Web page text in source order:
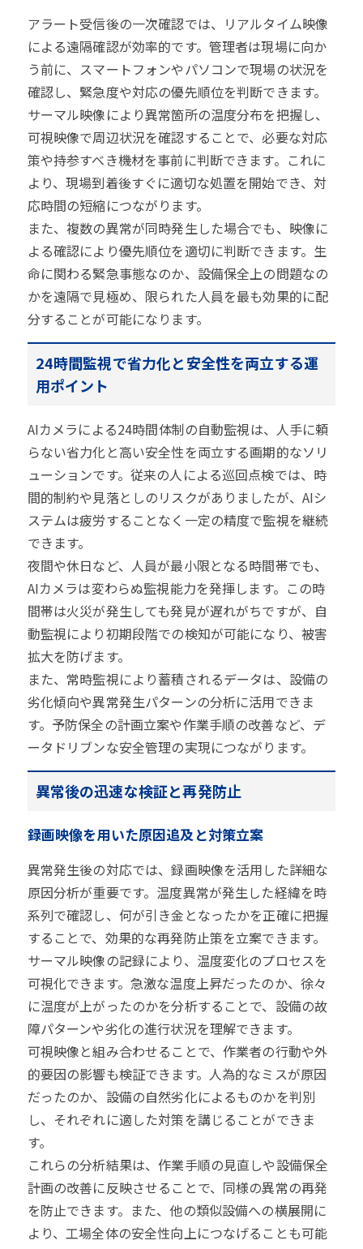
アラート受信後の一次確認では、リアルタイム映像
による遠隔確認が効率的です。管理者は現場に向か
う前に、スマートフォンやパソコンで現場の状況を
確認し、緊急度や対応の優先順位を判断できます。
サーマル映像により異常箇所の温度分布を把握し、
可視映像で周辺状況を確認することで、必要な対応
策や持参すべき機材を事前に判断できます。これに
より、現場到着後すぐに適切な処置を開始でき、対
応時間の短縮につながります。
また、複数の異常が同時発生した場合でも、映像に
よる確認により優先順位を適切に判断できます。生
命に関わる緊急事態なのか、設備保全上の問題なの
かを遠隔で見極め、限られた人員を最も効果的に配
分することが可能になります。
24時間監視で省力化と安全性を両立する運
用ポイント
AIカメラによる24時間体制の自動監視は、人手に頼
らない省力化と高い安全性を両立する画期的なソリ
ューションです。従来の人による巡回点検では、時
間的制約や見落としのリスクがありましたが、AIシ
ステムは疲労することなく一定の精度で監視を継続
できます。
夜間や休日など、人員が最小限となる時間帯でも、
AIカメラは変わらぬ監視能力を発揮します。この時
間帯は火災が発生しても発見が遅れがちですが、自
動監視により初期段階での検知が可能になり、被害
拡大を防げます。
また、常時監視により蓄積されるデータは、設備の
劣化傾向や異常発生パターンの分析に活用できま
す。予防保全の計画立案や作業手順の改善など、デ
ータドリブンな安全管理の実現につながります。
異常後の迅速な検証と再発防止
録画映像を用いた原因追及と対策立案
異常発生後の対応では、録画映像を活用した詳細な
原因分析が重要です。温度異常が発生した経緯を時
系列で確認し、何が引き金となったかを正確に把握
することで、効果的な再発防止策を立案できます。
サーマル映像の記録により、温度変化のプロセスを
可視化できます。急激な温度上昇だったのか、徐々
に温度が上がったのかを分析することで、設備の故
障パターンや劣化の進行状況を理解できます。
可視映像と組み合わせることで、作業者の行動や外
的要因の影響も検証できます。人為的なミスが原因
だったのか、設備の自然劣化によるものかを判別
し、それぞれに適した対策を講じることができま
す。
これらの分析結果は、作業手順の見直しや設備保全
計画の改善に反映させることで、同様の異常の再発
を防止できます。また、他の類似設備への横展開に
より、工場全体の安全性向上につなげることも可能